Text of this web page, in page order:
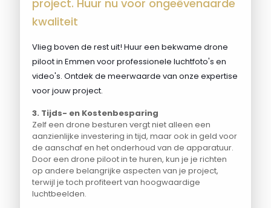
project. Huur nu voor ongeëvenaarde
kwaliteit
Vlieg boven de rest uit! Huur een bekwame drone
piloot in Emmen voor professionele luchtfoto's en
video's. Ontdek de meerwaarde van onze expertise
voor jouw project.
3. Tijds- en Kostenbesparing
Zelf een drone besturen vergt niet alleen een
aanzienlijke investering in tijd, maar ook in geld voor
de aanschaf en het onderhoud van de apparatuur.
Door een drone piloot in te huren, kun je je richten
op andere belangrijke aspecten van je project,
terwijl je toch profiteert van hoogwaardige
luchtbeelden.